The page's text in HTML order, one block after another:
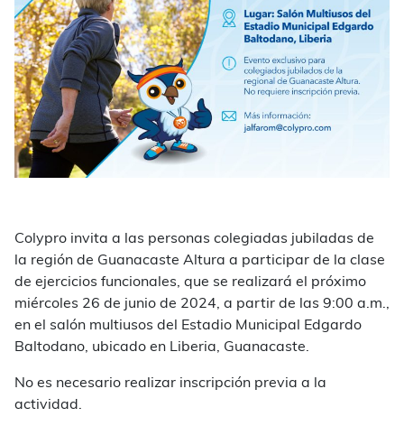
Colypro invita a las personas colegiadas jubiladas de
la región de Guanacaste Altura a participar de la clase
de ejercicios funcionales, que se realizará el próximo
miércoles 26 de junio de 2024, a partir de las 9:00 a.m.,
en el salón multiusos del Estadio Municipal Edgardo
Baltodano, ubicado en Liberia, Guanacaste.
No es necesario realizar inscripción previa a la
actividad.